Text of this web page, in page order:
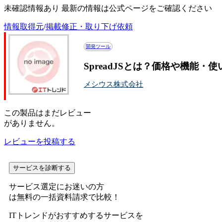
未確認情報あり 最新の情報は公式ページをご確認ください
情報取得元/掲載修正・取り下げ依頼
開発ツール
SpreadJSとは？価格や機能・使
メシウス株式会社
この製品はまだレビュー
がありません。
レビューを投稿する
サービスを診断する
サービス選定にお迷いの方
は無料の一括資料請求で比較！
ITトレンドがおすすめするサービスを